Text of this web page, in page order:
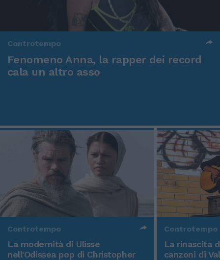
Controtempo
Fenomeno Anna, la rapper dei record
cala un altro asso
Controtempo
La modernità di Ulisse
nell'Odissea pop di Christopher
Controtempo
La rinascita
canzoni di